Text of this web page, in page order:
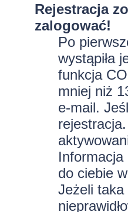
Rejestracja
zalogować!
Po
wystąpiła
funkcja
mniej niż
e-mail.
Informacja
do ciebie
Jeżeli taka